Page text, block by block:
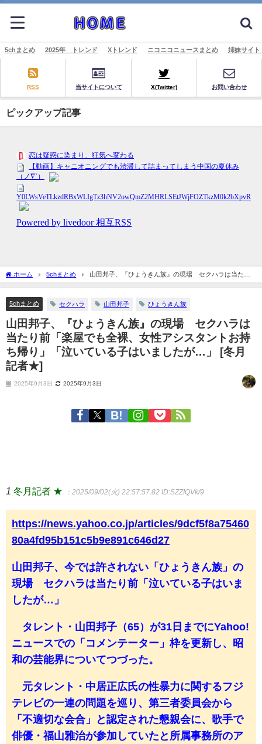
5chまとめ 2025年 トレンド Xトレンド ニコニコニュースまとめ 姉妹サイ
RSS 当サイトについて X(Twitter) お問い合わせ
ピックアップ記事
ホーム 5chまとめ
山田邦子、『ひょうきん族』の現場 セクハラは当たり
前「楽屋でも全裸、女性アシスタントお持ち帰り」「泣いている子はいましたが…」
5chまとめ
セクハラ 山田邦子 ひょうきん族
山田邦子、『ひょうきん族』の現場 セクハラは
当たり前「楽屋でも全裸、女性アシスタントお持
ち帰り」「泣いている子はいましたが…」 [冬月
記者★]
2025年9月3日 2025年9月3日
1 冬月記者 ★ ：2025/09/02(火) 22:57:57.82 ID:SZZIQVk/9
https://news.yahoo.co.jp/articles/9dcf5f8a75460
80a4fd95b151c5b9e891c646d27
山田邦子、今では許されない「ひょうきん族」の
現場 セクハラは当たり前「泣いている子はいま
したが…」
タレント・山田邦子（65）が31日までにYahoo!
ニュースでの「コメンテーター」枠を更新し、昭
和の芸能界についてつづった。
元タレント・中居正広氏の性暴力に関するフジ
テレビの一連の問題を巡り、第三者委員会から
「不適切な会合」と認定された懇親会に、歌手で
俳優・福山雅治が参加していたと所属事務所のア